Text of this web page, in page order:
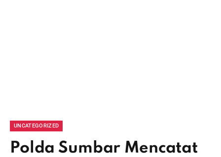
UNCATEGORIZED
Polda Sumbar Mencatat